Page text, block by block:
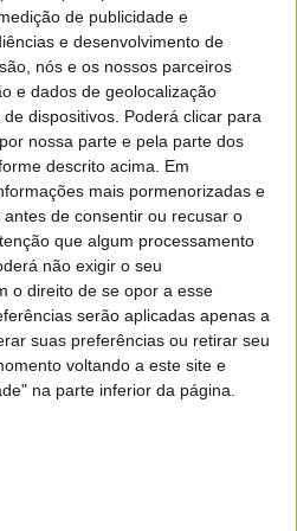
de publicidade e
e desenvolvimento de
nós e os nossos parceiros
e dados de geolocalização
dispositivos. Poderá clicar para
nossa parte e pela parte dos
descrito acima. Em
mais pormenorizadas e
de consentir ou recusar o
que algum processamento
não exigir o seu
o direito de se opor a esse
serão aplicadas apenas a
suas preferências ou retirar seu
voltando a este site e
na parte inferior da página.
de ignorar? Agora